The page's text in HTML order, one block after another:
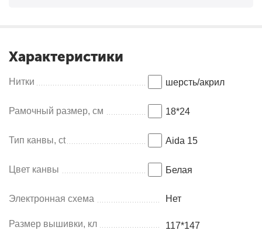
Характеристики
Нитки шерсть/акрил
Рамочный размер, см 18*24
Тип канвы, ct Aida 15
Цвет канвы Белая
Электронная схема Нет
Размер вышивки, кл 117*147